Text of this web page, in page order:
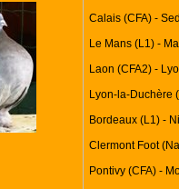
Calais (CFA) -
Le Mans (L1) -
Laon (CFA2) -
Lyon-la-Duchère
Bordeaux (L1) -
Clermont Foot
Pontivy (CFA) -